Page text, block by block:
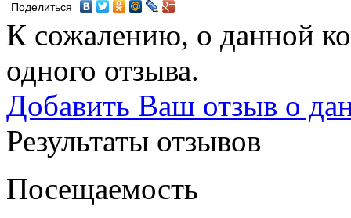
Поделиться
К сожалению, о данной
одного отзыва.
Добавить Ваш отзыв о
Результаты отзывов
Посещаемость